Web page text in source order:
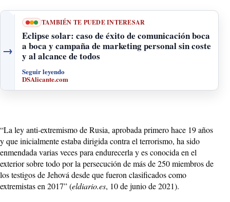
→
TAMBIÉN TE PUEDE INTERESAR
Eclipse solar: caso de éxito de comunicación boca
a boca y campaña de marketing personal sin coste
y al alcance de todos
Seguir leyendo
DSAlicante.com
“La ley anti-extremismo de Rusia, aprobada primero hace 19 años
y que inicialmente estaba dirigida contra el terrorismo, ha sido
enmendada varias veces para endurecerla y es conocida en el
exterior sobre todo por la persecución de más de 250 miembros de
los testigos de Jehová desde que fueron clasificados como
extremistas en 2017” (eldiario.es, 10 de junio de 2021).